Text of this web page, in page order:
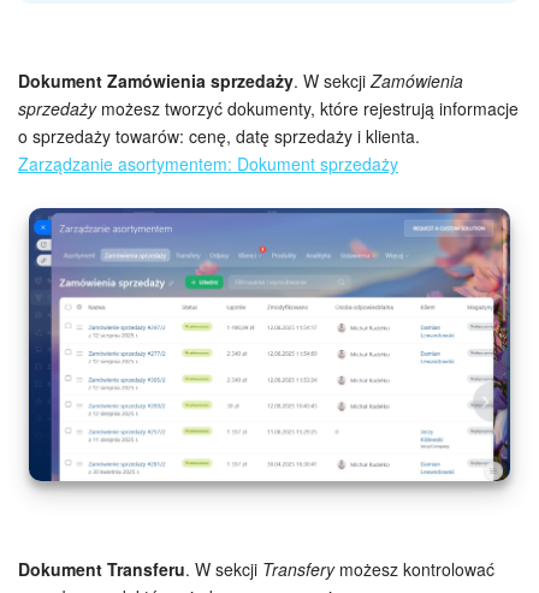
towar w magazynie, są jednak pewne różnice:
Dokument korekty zapasów jest niezbędny do rejestracji
wszystkich towarów przy pierwszym uruchomieniu
Dokument Kwit składowy rejestruje regularne przyjęcie
towaru od dostawców.
Dokument Zamówienia sprzedaży. W sekcjiZamówienia
sprzedażymożesz tworzyć dokumenty, które rejestrują informacje
o sprzedaży towarów: cenę, datę sprzedaży i klienta.
Zarządzanie asortymentem: Dokument sprzedaży
Dokument Transferu. W sekcji Transferymożesz kontrolować